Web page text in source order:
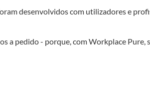
desenvolvidos com utilizadores e
a pedido - porque, com Workplace